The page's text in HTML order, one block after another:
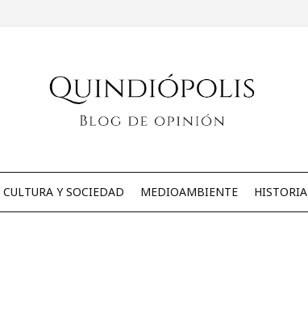
CULTURA Y SOCIEDAD MEDIOAMBIENTE HISTORIA